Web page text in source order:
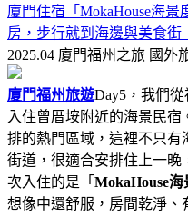
廈門住宿「MokaHouse海
房，步行就到海邊與美食街
2025.04 廈門福州之旅 國外
廈門福州旅遊Day5，我們
入住曾厝垵附近的海景民
排的熱門區域，這裡不只有
街道，很適合安排住上一
次入住的是「 MokaHouse
想像中還舒服，房間乾淨、